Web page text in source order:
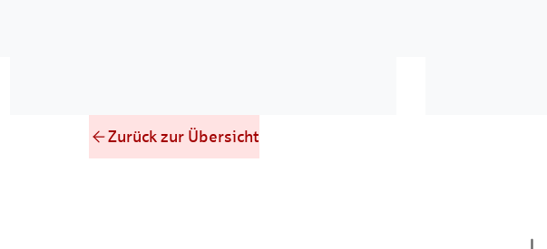
Zurück zur Übersicht